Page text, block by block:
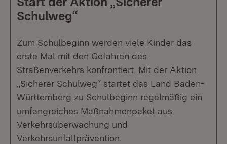
Schulweg“
Zum Schulbeginn werden viele Kinder das
erste Mal mit den Gefahren des
Straßenverkehrs konfrontiert. Mit der Aktion
„Sicherer Schulweg“ startet das Land Baden-
Württemberg zu Schulbeginn regelmäßig ein
umfangreiches Maßnahmenpaket aus
Verkehrsüberwachung und
Verkehrsunfallprävention.